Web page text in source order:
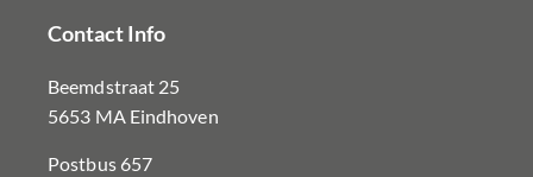
Contact Info
Beemdstraat 25
5653 MA Eindhoven
Postbus 657